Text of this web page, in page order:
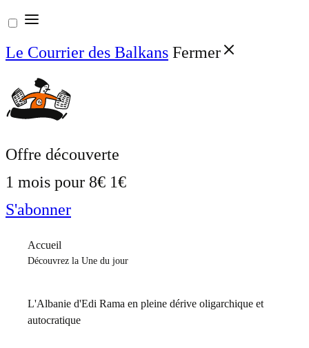
Aller
au
contenu
Le Courrier des Balkans Fermer
Offre découverte
1 mois pour 8€ 1€
S'abonner
Accueil
Découvrez la Une du jour
L'Albanie d'Edi Rama en pleine dérive oligarchique et
autocratique